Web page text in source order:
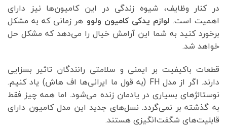
در کنار وظایف، شیوه‌ زندگی در این کامیون‌ها نیز دارای
اهمیت است. لوازم یدکی کامیون ولوو هر زمانی که به مشکل
برخورد کنید به شما این آرامش خیال را می‌دهد که مشکل حل
خواهد شد.
قطعات باکیفیت بر ایمنی و سلامتی رانندگان تاثیر بسزایی
دارند. اگر از مدل FH (به قول ما ایرانی‌ها اف هاش) یاد کنیم.
نوستالژهای بسیاری در یادمان زنده می‌شود. اما همه چیز فقط
به گذشته بر نمی‌گردد. نسل‌های جدید این مدل کامیون دارای
قابلیت‌های شگفت‌انگیزی هستند.